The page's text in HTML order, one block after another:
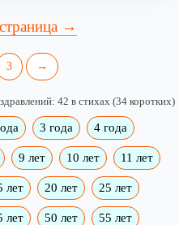
→
3 →
42 в стихах (34 коротких)
3 года 4 года
9 лет 10 лет 11 лет
лет 20 лет 25 лет
лет 50 лет 55 лет